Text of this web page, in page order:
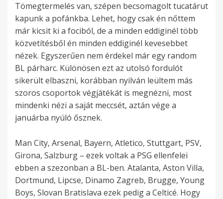
Tömegtermelés van, szépen becsomagolt tucatárut
kapunk a pofánkba. Lehet, hogy csak én nőttem
már kicsit ki a fociból, de a minden eddiginél több
közvetítésből én minden eddiginél kevesebbet
nézek. Egyszerűen nem érdekel már egy random
BL párharc. Különösen ezt az utolsó fordulót
sikerült elbaszni, korábban nyilván leültem más
szoros csoportok végjátékát is megnézni, most
mindenki nézi a saját meccsét, aztán vége a
januárba nyúló ősznek.
Man City, Arsenal, Bayern, Atletico, Stuttgart, PSV,
Girona, Salzburg – ezek voltak a PSG ellenfelei
ebben a szezonban a BL-ben. Atalanta, Aston Villa,
Dortmund, Lipcse, Dinamo Zagreb, Brugge, Young
Boys, Slovan Bratislava ezek pedig a Celticé. Hogy